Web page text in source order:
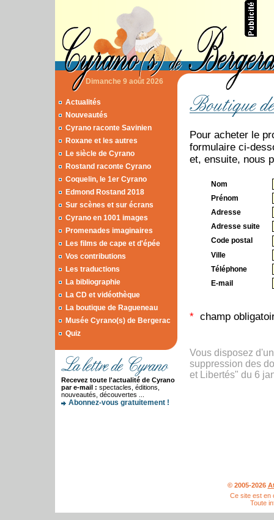
Dimanche 9 août 2026
Actualités
Nouveautés
Cyrano raconte Savinien
Roxane et les autres
Le siècle de Cyrano
Rostand raconte Cyrano
Coquelin, le 1er Cyrano
Edmond Rostand 2018
Sur scènes et sur écrans
Cyrano en 1001 images
Promenades imaginaires
Les films de cape et d'épée
Vos contributions
Les traductions
La bibliographie
La CD et vidéothèque
La boutique de Ragueneau
Musée Cyrano(s) de Bergerac
Quiz
Recevez toute l'actualité de Cyrano
par e-mail : spectacles, éditions,
nouveautés, découvertes ...
Abonnez-vous gratuitement !
Pour acheter le
formulaire ci-
et, ensuite, nous
Nom
Prénom
Adresse
Adresse suite
Code postal
Ville
Téléphone
E-mail
* champ
Vous disposez
suppression des
et Libertés" du 6
© 2005-2026
Ce site est en
Toute